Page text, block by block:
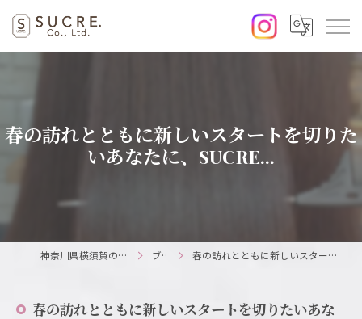
春の訪れとともに新しいスタートを切りた
いあなたに、SUCRE...
神奈川県横須賀の美容室ならSUCRE. ブログ 春の訪れとともに新しいスタートを切りたいあなたに、SUCRE...
春の訪れとともに新しいスタートを切りたいあな